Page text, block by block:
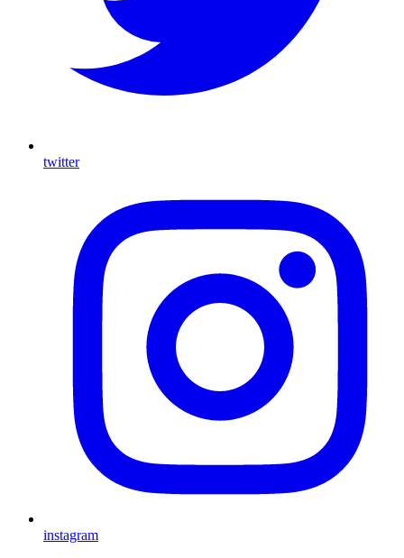
twitter
instagram